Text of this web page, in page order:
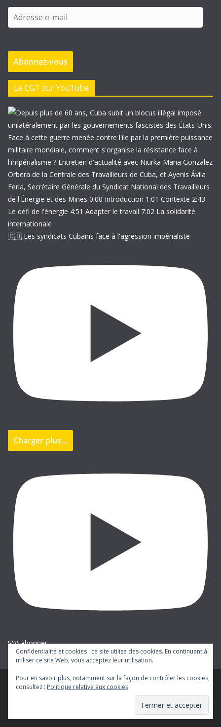
d
e
s
e
-
m
a
i
l
Abonnez-vous
La CGT sur YouTube
🇨🇺 Les syndicats Cubains face à l'agression impérialiste
Charger plus…
S\\\'abonner
. Tous droits réservés.
par ThemeGrill. Propulsé parWordPress
Confidentialité et cookies : ce site utilise des cookies. En continuant à
utiliser ce site Web, vous acceptez leur utilisation.
Pour en savoir plus, notamment sur la façon de contrôler les cookies,
consultez : Politique relative aux cookies